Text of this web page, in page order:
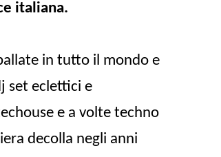
italiana.
in tutto il mondo e
set eclettici e
e a volte techno
decolla negli anni